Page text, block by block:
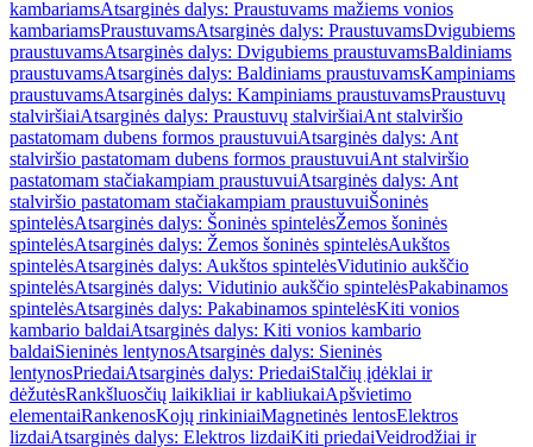
kambariamsAtsarginės dalys: Praustuvams mažiems vonios
kambariamsPraustuvamsAtsarginės dalys: PraustuvamsDvigubiems
praustuvamsAtsarginės dalys: Dvigubiems praustuvamsBaldiniams
praustuvamsAtsarginės dalys: Baldiniams praustuvamsKampiniams
praustuvamsAtsarginės dalys: Kampiniams praustuvamsPraustuvų
stalviršiaiAtsarginės dalys: Praustuvų stalviršiaiAnt stalviršio
pastatomam dubens formos praustuvuiAtsarginės dalys: Ant
stalviršio pastatomam dubens formos praustuvuiAnt stalviršio
pastatomam stačiakampiam praustuvuiAtsarginės dalys: Ant
stalviršio pastatomam stačiakampiam praustuvuiŠoninės
spintelėsAtsarginės dalys: Šoninės spintelėsŽemos šoninės
spintelėsAtsarginės dalys: Žemos šoninės spintelėsAukštos
spintelėsAtsarginės dalys: Aukštos spintelėsVidutinio aukščio
spintelėsAtsarginės dalys: Vidutinio aukščio spintelėsPakabinamos
spintelėsAtsarginės dalys: Pakabinamos spintelėsKiti vonios
kambario baldaiAtsarginės dalys: Kiti vonios kambario
baldaiSieninės lentynosAtsarginės dalys: Sieninės
lentynosPriedaiAtsarginės dalys: PriedaiStalčių įdėklai ir
dėžutėsRankšluosčių laikikliai ir kabliukaiApšvietimo
elementaiRankenosKojų rinkiniaiMagnetinės lentosElektros
lizdaiAtsarginės dalys: Elektros lizdaiKiti priedaiVeidrodžiai ir